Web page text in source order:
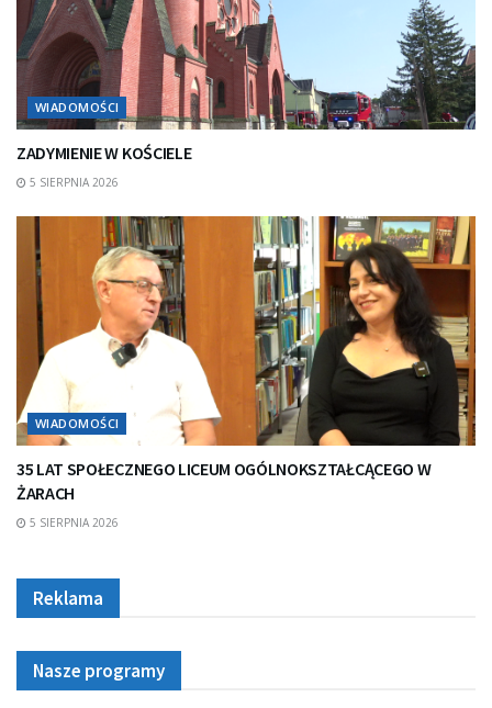
WIADOMOŚCI
ZADYMIENIE W KOŚCIELE
5 SIERPNIA 2026
WIADOMOŚCI
35 LAT SPOŁECZNEGO LICEUM OGÓLNOKSZTAŁCĄCEGO W
ŻARACH
5 SIERPNIA 2026
Reklama
Nasze programy